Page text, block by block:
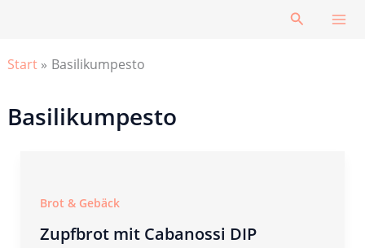
Suchen
Start Basilikumpesto
Basilikumpesto
Brot & Gebäck
Zupfbrot mit Cabanossi DIP